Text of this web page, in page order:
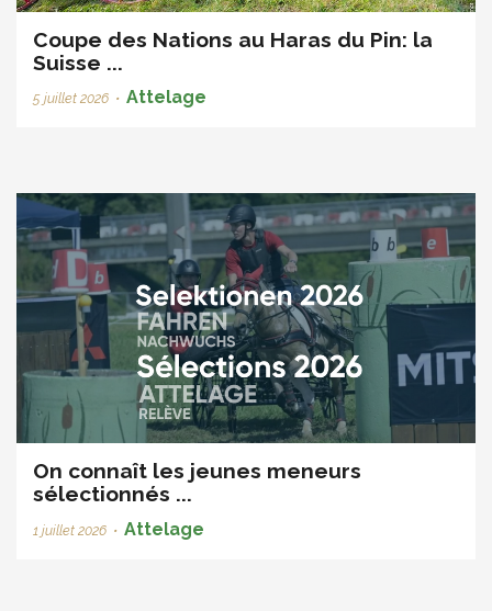
Coupe des Nations au Haras du Pin: la
Suisse ...
5 juillet 2026 • Attelage
On connaît les jeunes meneurs
sélectionnés ...
1 juillet 2026 • Attelage